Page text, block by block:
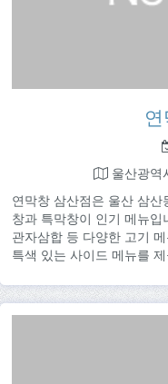
울산광역
연막창 삼산점은 울산 삼
창과 특막창이 인기 메뉴
관자삼합 등 다양한 고기
특색 있는 사이드 메뉴를 제